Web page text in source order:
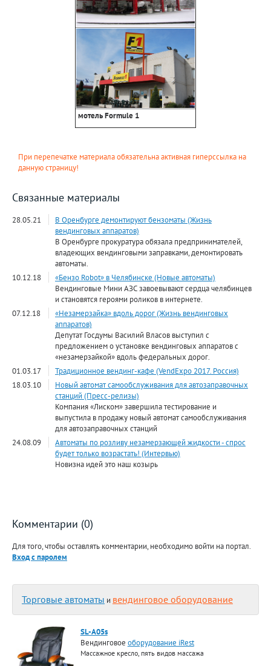
мотель Formule 1
При перепечатке материала обязательна активная гиперссылка на
данную страницу!
Связанные материалы
28.05.21
В Оренбурге демонтируют бензоматы (Жизнь
вендинговых аппаратов)
В Оренбурге прокуратура обязала предпринимателей,
владеющих вендинговыми заправками, демонтировать
автоматы.
10.12.18
«Бензо Robot» в Челябинске (Новые автоматы)
Вендинговые Мини АЗС завоевывают сердца челябинцев
и становятся героями роликов в интернете.
07.12.18
«Незамерзайка» вдоль дорог (Жизнь вендинговых
аппаратов)
Депутат Госдумы Василий Власов выступил с
предложением о установке вендинговых аппаратов с
«незамерзайкой» вдоль федеральных дорог.
01.03.17
Традиционное вендинг-кафе (VendExpo 2017. Россия)
18.03.10
Новый автомат самообслуживания для автозаправочных
станций (Пресс-релизы)
Компания «Лиском» завершила тестирование и
выпустила в продажу новый автомат самообслуживания
для автозаправочных станций
24.08.09
Автоматы по розливу незамерзающей жидкости - спрос
будет только возрастать! (Интервью)
Новизна идей это наш козырь
Комментарии (0)
Для того, чтобы оставлять комментарии, необходимо войти на портал.
Вход с паролем
Торговые автоматы и вендинговое оборудование
SL-A05s
Вендинговое оборудование iRest
Массажное кресло, пять видов массажа